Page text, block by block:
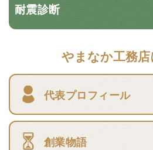
耐震診断
やまなか工務
代表プロフィール
創業物語